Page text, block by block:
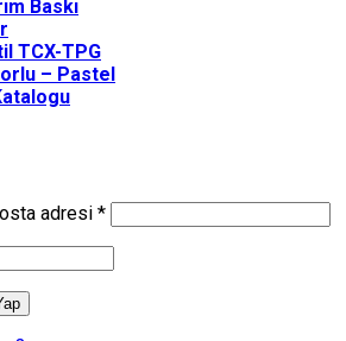
Baskı
TCX-TPG
– Pastel
adresi *